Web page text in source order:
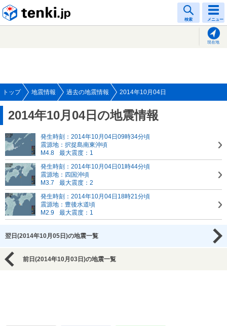
検索 メニュー
現在地
トップ 地震情報 過去の地震情報 2014年10月04日
2014年10月04日の地震情報
発生時刻：2014年10月04日09時34分頃
震源地：択捉島南東沖頃
M4.8
最大震度：1
発生時刻：2014年10月04日01時44分頃
震源地：四国沖頃
M3.7
最大震度：2
発生時刻：2014年10月04日18時21分頃
震源地：豊後水道頃
M2.9
最大震度：1
翌日(2014年10月05日)の地震一覧
前日(2014年10月03日)の地震一覧